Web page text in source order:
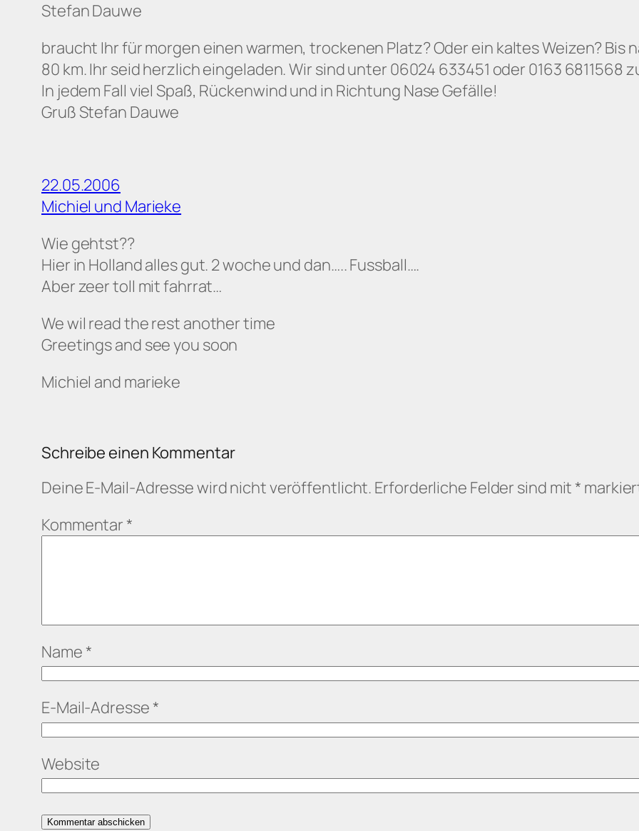
Stefan Dauwe
braucht Ihr für morgen einen warmen, trockenen Platz? Oder ein kaltes Weizen? Bis
80 km. Ihr seid herzlich eingeladen. Wir sind unter 06024 633451 oder 0163 6811568
In jedem Fall viel Spaß, Rückenwind und in Richtung Nase Gefälle!
Gruß Stefan Dauwe
22.05.2006
Michiel und Marieke
Wie gehtst??
Hier in Holland alles gut. 2 woche und dan….. Fussball….
Aber zeer toll mit fahrrat…
We wil read the rest another time
Greetings and see you soon
Michiel and marieke
Schreibe einen Kommentar
Deine E-Mail-Adresse wird nicht veröffentlicht. Erforderliche Felder sind mit *
Kommentar *
Name *
E-Mail-Adresse *
Website